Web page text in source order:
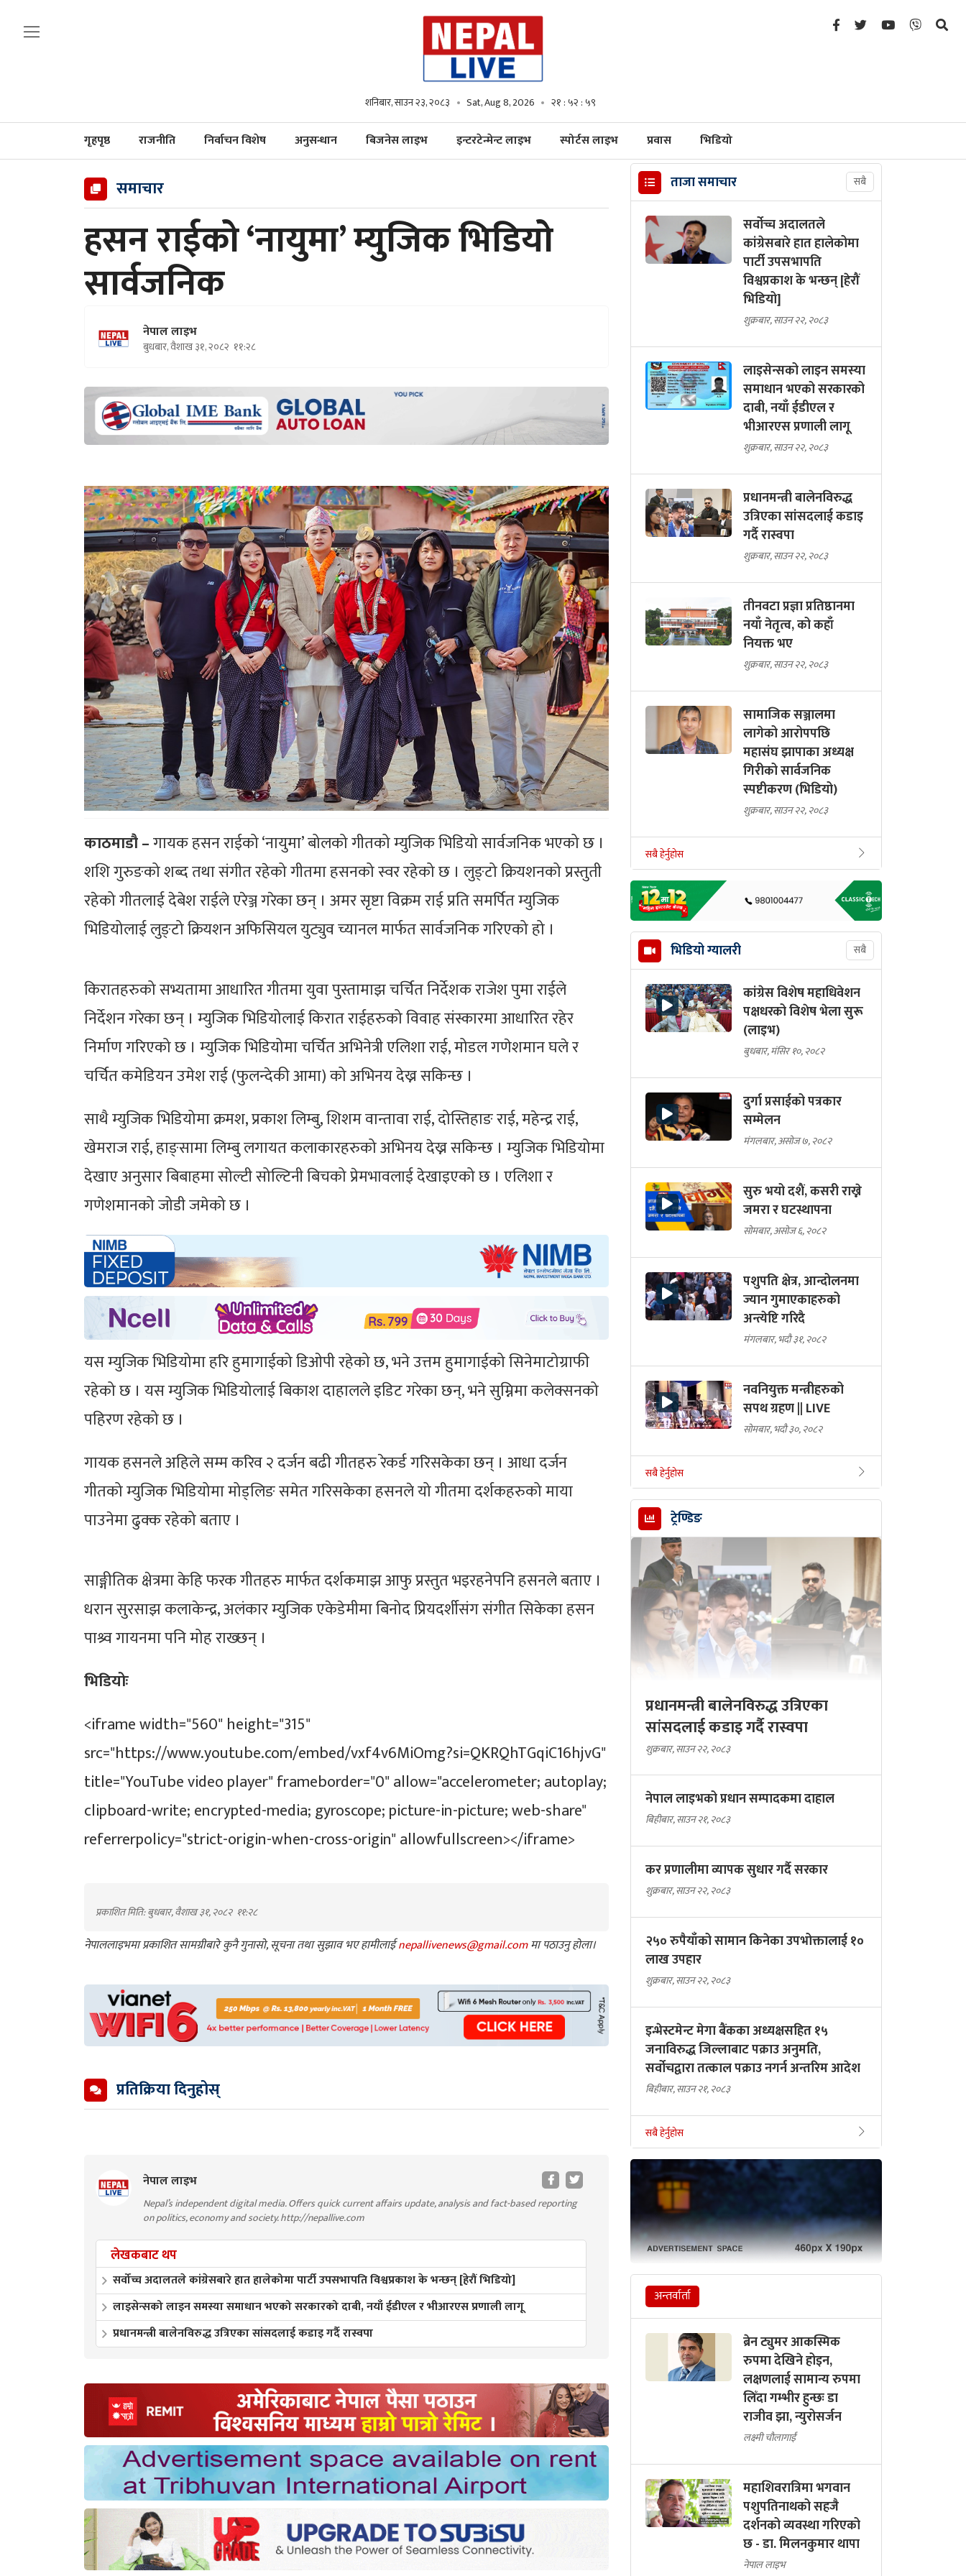
शनिबार, साउन २३, २०८३ Sat, Aug 8, 2026 २१ : ५३ : ००
गृहपृष्ठ राजनीति निर्वाचन विशेष अनुसन्धान बिजनेस लाइभ इन्टरटेन्मेन्ट लाइभ स्पोर्टस लाइभ प्रवास भिडियो
समाचार
हसन राईको ‘नायुमा’ म्युजिक भिडियो
सार्वजनिक
नेपाल लाइभ
बुधबार, वैशाख ३१, २०८२ ११:२८
काठमाडौ –गायक हसन राईको ‘नायुमा’ बोलको गीतको म्युजिक भिडियो सार्वजनिक भएको छ ।
शशि गुरुङको शब्द तथा संगीत रहेको गीतमा हसनको स्वर रहेको छ । लुङ्टो क्रियशनको प्रस्तुती
रहेको गीतलाई देबेश राईले एरेञ्ज गरेका छन् । अमर सृष्टा विक्रम राई प्रति समर्पित म्युजिक
भिडियोलाई लुङ्टो क्रियशन अफिसियल युट्युव च्यानल मार्फत सार्वजनिक गरिएको हो ।
किरातहरुको सभ्यतामा आधारित गीतमा युवा पुस्तामाझ चर्चित निर्देशक राजेश पुमा राईले
निर्देशन गरेका छन् । म्युजिक भिडियोलाई किरात राईहरुको विवाह संस्कारमा आधारित रहेर
निर्माण गरिएको छ । म्युजिक भिडियोमा चर्चित अभिनेत्री एलिशा राई, मोडल गणेशमान घले र
चर्चित कमेडियन उमेश राई (फुलन्देकी आमा) को अभिनय देख्न सकिन्छ ।
साथै म्युजिक भिडियोमा क्रमश, प्रकाश लिम्बु, शिशम वान्तावा राई, दोस्तिहाङ राई, महेन्द्र राई,
खेमराज राई, हाङ्सामा लिम्बु लगायत कलाकारहरुको अभिनय देख्न सकिन्छ । म्युजिक भिडियोमा
देखाए अनुसार बिबाहमा सोल्टी सोल्टिनी बिचको प्रेमभावलाई देखाइएको छ । एलिशा र
गणेशमानको जोडी जमेको छ ।
यस म्युजिक भिडियोमा हरि हुमागाईको डिओपी रहेको छ, भने उत्तम हुमागाईको सिनेमाटोग्राफी
रहेको छ । यस म्युजिक भिडियोलाई बिकाश दाहालले इडिट गरेका छन्, भने सुम्निमा कलेक्सनको
पहिरण रहेको छ ।
गायक हसनले अहिले सम्म करिव २ दर्जन बढी गीतहरु रेकर्ड गरिसकेका छन् । आधा दर्जन
गीतको म्युजिक भिडियोमा मोड्लिङ समेत गरिसकेका हसनले यो गीतमा दर्शकहरुको माया
पाउनेमा ढुक्क रहेको बताए ।
साङ्गीतिक क्षेत्रमा केहि फरक गीतहरु मार्फत दर्शकमाझ आफु प्रस्तुत भइरहनेपनि हसनले बताए ।
धरान सुरसाझ कलाकेन्द्र, अलंकार म्युजिक एकेडेमीमा बिनोद प्रियदर्शीसंग संगीत सिकेका हसन
पाश्र्व गायनमा पनि मोह राख्छन् ।
भिडियोः
<iframe width="560" height="315"
src="https://www.youtube.com/embed/vxf4v6MiOmg?si=QKRQhTGqiC16hjvG"
title="YouTube video player" frameborder="0" allow="accelerometer; autoplay;
clipboard-write; encrypted-media; gyroscope; picture-in-picture; web-share"
referrerpolicy="strict-origin-when-cross-origin" allowfullscreen></iframe>
प्रकाशित मिति: बुधबार, वैशाख ३१, २०८२ ११:२८
नेपाललाइभमा प्रकाशित सामग्रीबारे कुनै गुनासो, सूचना तथा सुझाव भए हामीलाईnepallivenews@gmail.comमा पठाउनु होला।
प्रतिक्रिया दिनुहोस्
नेपाल लाइभ
Nepal’s independent digital media. Offers quick current affairs update, analysis and fact-based reporting
on politics, economy and society. http://nepallive.com
लेखकबाट थप
सर्वोच्च अदालतले कांग्रेसबारे हात हालेकोमा पार्टी उपसभापति विश्वप्रकाश के भन्छन् [हेरौं भिडियो]
लाइसेन्सको लाइन समस्या समाधान भएको सरकारको दाबी, नयाँ ईडीएल र भीआरएस प्रणाली लागू
प्रधानमन्त्री बालेनविरुद्ध उत्रिएका सांसदलाई कडाइ गर्दै रास्वपा
ताजा समाचार सबै
सर्वोच्च अदालतले
कांग्रेसबारे हात हालेकोमा
पार्टी उपसभापति
विश्वप्रकाश के भन्छन् [हेरौं
भिडियो]
शुक्रबार, साउन २२, २०८३
लाइसेन्सको लाइन समस्या
समाधान भएको सरकारको
दाबी, नयाँ ईडीएल र
भीआरएस प्रणाली लागू
शुक्रबार, साउन २२, २०८३
प्रधानमन्त्री बालेनविरुद्ध
उत्रिएका सांसदलाई कडाइ
गर्दै रास्वपा
शुक्रबार, साउन २२, २०८३
तीनवटा प्रज्ञा प्रतिष्ठानमा
नयाँ नेतृत्व, को कहाँ
नियक्त भए
शुक्रबार, साउन २२, २०८३
सामाजिक सञ्जालमा
लागेको आरोपपछि
महासंघ झापाका अध्यक्ष
गिरीको सार्वजनिक
स्पष्टीकरण (भिडियो)
शुक्रबार, साउन २२, २०८३
सबै हेर्नुहोस
भिडियो ग्यालरी सबै
कांग्रेस विशेष महाधिवेशन
पक्षधरको विशेष भेला सुरू
(लाइभ)
बुधबार, मंसिर १०, २०८२
दुर्गा प्रसाईको पत्रकार
सम्मेलन
मंगलबार, असोज ७, २०८२
सुरु भयो दशैं, कसरी राख्ने
जमरा र घटस्थापना
सोमबार, असोज ६, २०८२
पशुपति क्षेत्र, आन्दोलनमा
ज्यान गुमाएकाहरुको
अन्त्येष्टि गरिदै
मंगलबार, भदौ ३१, २०८२
नवनियुक्त मन्त्रीहरुको
सपथ ग्रहण || LIVE
सोमबार, भदौ ३०, २०८२
सबै हेर्नुहोस
ट्रेण्डिङ
प्रधानमन्त्री बालेनविरुद्ध उत्रिएका
सांसदलाई कडाइ गर्दै रास्वपा
शुक्रबार, साउन २२, २०८३
नेपाल लाइभको प्रधान सम्पादकमा दाहाल
बिहीबार, साउन २१, २०८३
कर प्रणालीमा व्यापक सुधार गर्दै सरकार
शुक्रबार, साउन २२, २०८३
२५० रुपैयाँको सामान किनेका उपभोक्तालाई १०
लाख उपहार
शुक्रबार, साउन २२, २०८३
इन्भेस्टमेन्ट मेगा बैंकका अध्यक्षसहित १५
जनाविरुद्ध जिल्लाबाट पक्राउ अनुमति,
सर्वोचद्वारा तत्काल पक्राउ नगर्न अन्तरिम आदेश
बिहीबार, साउन २१, २०८३
सबै हेर्नुहोस
अन्तर्वार्ता
ब्रेन ट्युमर आकस्मिक
रुपमा देखिने होइन,
लक्षणलाई सामान्य रुपमा
लिँदा गम्भीर हुन्छः डा
राजीव झा, न्युरोसर्जन
लक्ष्मी चौलागाईं
महाशिवरात्रिमा भगवान
पशुपतिनाथको सहजै
दर्शनको व्यवस्था गरिएको
छ - डा. मिलनकुमार थापा
नेपाल लाइभ